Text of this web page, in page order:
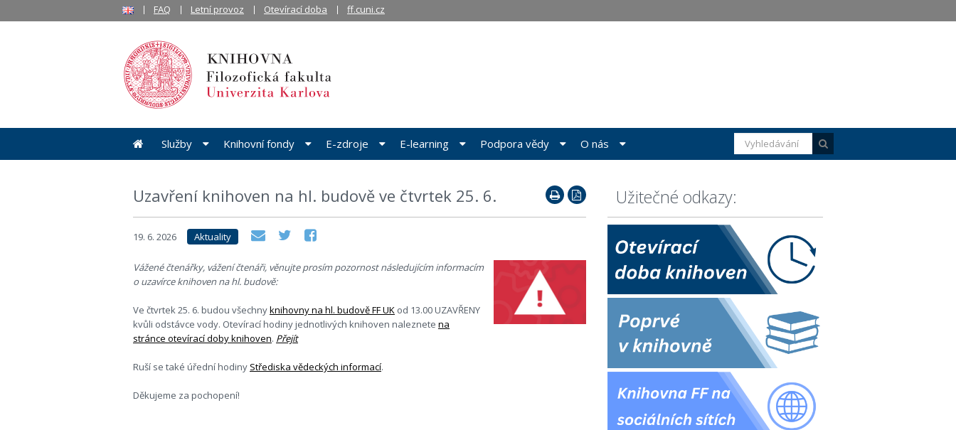
Uzavření knihoven na hl. budově ve čtvrtek 25. 6.
19. 6. 2026 Aktuality
Vážené čtenářky, vážení čtenáři, věnujte prosím pozornost následujícím informacím
o uzavírce knihoven na hl. budově:
Ve čtvrtek 25. 6. budou všechnyknihovny na hl. budově FF UK od 13.00 UZAVŘENY
kvůli odstávce vody. Otevírací hodiny jednotlivých knihoven naleznete na
stránce otevírací doby knihoven. Přejít
Ruší se také úřední hodiny Střediska vědeckých informací.
Děkujeme za pochopení!
Užitečné odkazy:
Služby Knihovní fondy E-zdroje E-learning Podpora vědy O nás
FAQ Letní provoz Otevírací doba ff.cuni.cz